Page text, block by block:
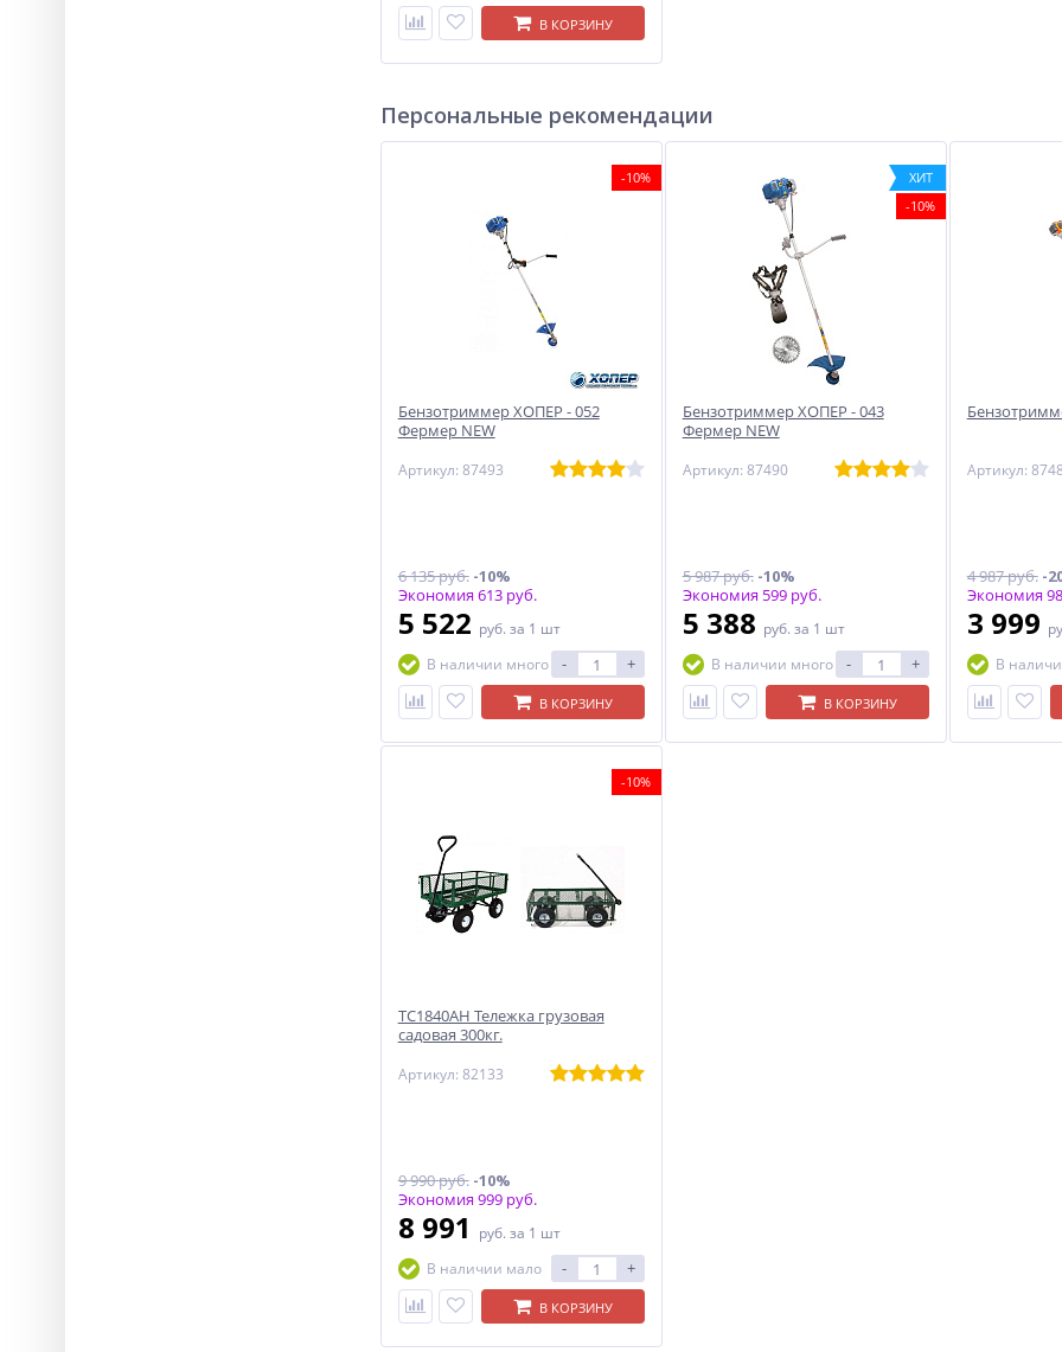
В КОРЗИНУ
Персональные рекомендации
-10%
Бензотриммер ХОПЕР - 052
Фермер NEW
Артикул: 87493
6 135 руб.-10%
Экономия 613 руб.
5 522 руб. за 1 шт
В наличии много
- +
В КОРЗИНУ
ХИТ
-10%
Бензотриммер ХОПЕР - 043
Фермер NEW
Артикул: 87490
5 987 руб.-10%
Экономия 599 руб.
5 388 руб. за 1 шт
В наличии много
- +
В КОРЗИНУ
Артикул:
4 987 руб.-
Экономия
3 999
В
-10%
ТС1840АН Тележка грузовая
садовая 300кг.
Артикул: 82133
9 990 руб.-10%
Экономия 999 руб.
8 991 руб. за 1 шт
В наличии мало
- +
В КОРЗИНУ